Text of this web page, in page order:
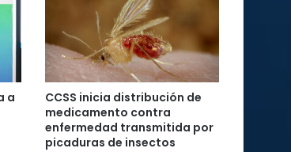
a
CCSS inicia distribución de
medicamento contra
enfermedad transmitida por
picaduras de insectos